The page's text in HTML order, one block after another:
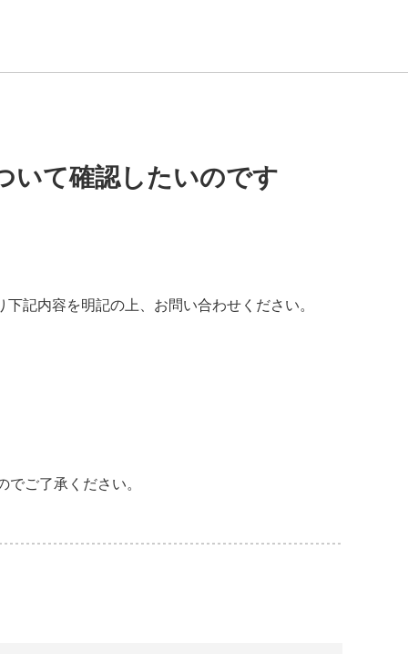
いて確認したいのです
下記内容を明記の上、お問い合わせください。
ご了承ください。